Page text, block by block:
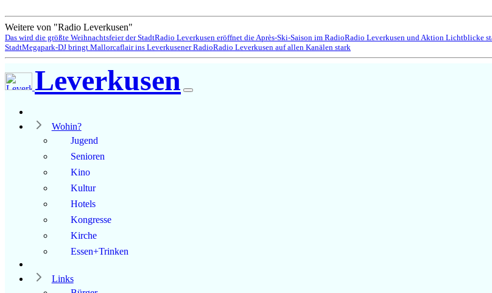
Weitere von "Radio Leverkusen"
Das wird die größte Weihnachtsfeier der StadtRadio Leverkusen eröffnet die Après-Ski-Saison im RadioRadio Leverkusen und Aktion Lichtblicke
StadtMegapark-DJ bringt Mallorcaflair ins Leverkusener RadioRadio Leverkusen auf allen Kanälen stark
Leverkusen
Wohin?
Jugend
Senioren
Kino
Kultur
Hotels
Kongresse
Kirche
Essen+Trinken
Links